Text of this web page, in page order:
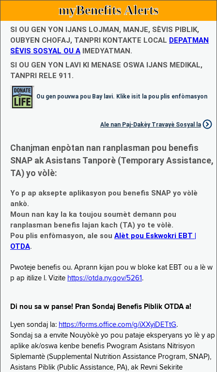
myBenefits Alerts
SI OU GEN YON IJANS LOJMAN, MANJE, SÈVIS PIBLIK,
OUBYEN CHOFAJ, TANPRI KONTAKTE LOCAL DEPATMAN
SÈVIS SOSYAL OU A IMEDYATMAN.
SI OU GEN YON LAVI KI MENASE OSWA IJANS MEDIKAL,
TANPRI RELE 911.
Ou gen pouvwa pou Bay lavi. Klike isit la pou plis enfòmasyon
Ale nan Paj-Dakèy Travayè Sosyal la
Chanjman enpòtan nan ranplasman pou benefis
SNAP ak Asistans Tanporè (Temporary Assistance,
TA) yo vòlè:
Yo p ap aksepte aplikasyon pou benefis SNAP yo vòlè
ankò.
Moun nan kay la ka toujou soumèt demann pou
ranplasman benefis lajan kach (TA) yo te vòlè.
Pou plis enfòmasyon, ale sou Alèt pou Eskwokri EBT |
OTDA.
Pwoteje benefis ou. Aprann kijan pou w bloke kat EBT ou a lè w
p ap itilize l. Vizite https://otda.ny.gov/5261 .
Di nou sa w panse! Pran Sondaj Benefis Piblik OTDA a!
Lyen sondaj la: https://forms.office.com/g/iXXyiDETtG.
Sondaj sa a envite Nouyòkè yo pou pataje eksperyans yo lè y ap
aplike ak/oswa kenbe benefis Pwogram Asistans Nitrisyon
Siplemantè (Supplemental Nutrition Assistance Program, SNAP),
Asistans Piblik (Public Assistance, PA), ak Revni Sekirite